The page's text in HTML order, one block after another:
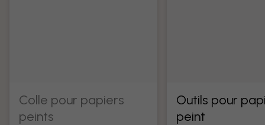
Colle pour papiers
peints
Outils pour
peint